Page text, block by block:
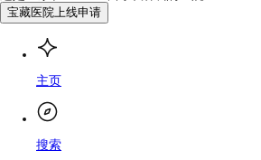
宝藏医院上线申请
主页
搜索